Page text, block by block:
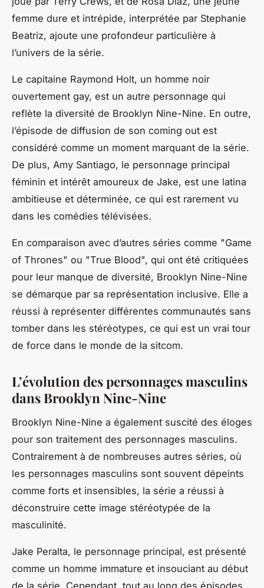
femme dure et intrépide, interprétée par Stephanie
Beatriz, ajoute une profondeur particulière à
l’univers de la série.
Le capitaine Raymond Holt, un homme noir
ouvertement gay, est un autre personnage qui
reflète la diversité de Brooklyn Nine-Nine. En outre,
l’épisode de diffusion de son coming out est
considéré comme un moment marquant de la série.
De plus, Amy Santiago, le personnage principal
féminin et intérêt amoureux de Jake, est une latina
ambitieuse et déterminée, ce qui est rarement vu
dans les comédies télévisées.
En comparaison avec d’autres séries comme "Game
of Thrones" ou "True Blood", qui ont été critiquées
pour leur manque de diversité, Brooklyn Nine-Nine
se démarque par sa représentation inclusive. Elle a
réussi à représenter différentes communautés sans
tomber dans les stéréotypes, ce qui est un vrai tour
de force dans le monde de la sitcom.
L’évolution des personnages masculins
dans Brooklyn Nine-Nine
Brooklyn Nine-Nine a également suscité des éloges
pour son traitement des personnages masculins.
Contrairement à de nombreuses autres séries, où
les personnages masculins sont souvent dépeints
comme forts et insensibles, la série a réussi à
déconstruire cette image stéréotypée de la
masculinité.
Jake Peralta, le personnage principal, est présenté
comme un homme immature et insouciant au début
de la série. Cependant, tout au long des épisodes